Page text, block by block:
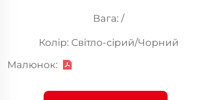
Вага: /
Колір: Світло-сірий/Чорний
Малюнок: